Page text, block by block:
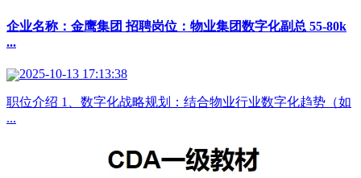
企业名称：金鹰集团 招聘岗位：物业集团数字化副总 55-80k
...
2025-10-13 17:13:38
职位介绍 1、数字化战略规划：结合物业行业数字化趋势（如
...